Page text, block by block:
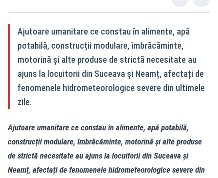
Ajutoare umanitare ce constau în alimente, apă
potabilă, construcții modulare, îmbrăcăminte,
motorină și alte produse de strictă necesitate au
ajuns la locuitorii din Suceava și Neamț, afectați de
fenomenele hidrometeorologice severe din ultimele
zile.
Ajutoare umanitare ce constau în alimente, apă potabilă,
construcții modulare, îmbrăcăminte, motorină și alte produse
de strictă necesitate au ajuns la locuitorii din Suceava și
Neamț, afectați de fenomenele hidrometeorologice severe din